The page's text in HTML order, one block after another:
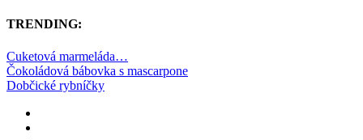
TRENDING:
Cuketová marmeláda…
Čokoládová bábovka s mascarpone
Dobčické rybníčky